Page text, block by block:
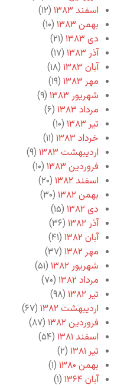
اسفند ۱۳۸۳
(۱۲)
بهمن ۱۳۸۳
(۱۰)
دی ۱۳۸۳
(۲۱)
آذر ۱۳۸۳
(۱۷)
آبان ۱۳۸۳
(۱۸)
مهر ۱۳۸۳
(۱۹)
شهریور ۱۳۸۳
(۹)
مرداد ۱۳۸۳
(۶)
تیر ۱۳۸۳
(۱۰)
خرداد ۱۳۸۳
(۱۱)
اردیبهشت ۱۳۸۳
(۹)
فروردین ۱۳۸۳
(۱۰)
اسفند ۱۳۸۲
(۲۰)
بهمن ۱۳۸۲
(۳۰)
دی ۱۳۸۲
(۱۵)
آذر ۱۳۸۲
(۳۶)
آبان ۱۳۸۲
(۴۱)
مهر ۱۳۸۲
(۳۷)
شهریور ۱۳۸۲
(۵۱)
مرداد ۱۳۸۲
(۷۰)
تیر ۱۳۸۲
(۹۸)
اردیبهشت ۱۳۸۲
(۶۷)
فروردین ۱۳۸۲
(۸۷)
اسفند ۱۳۸۱
(۵۴)
تیر ۱۳۸۱
(۲)
بهمن ۱۳۸۰
(۱)
آبان ۱۳۶۴
(۱)